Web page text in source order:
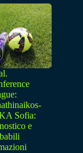
Sofia:
e